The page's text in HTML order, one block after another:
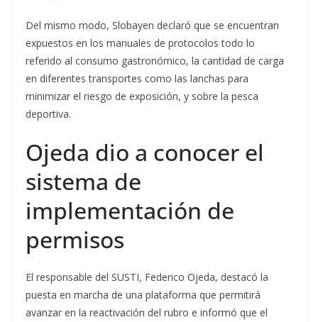
Del mismo modo, Slobayen declaró que se encuentran
expuestos en los manuales de protocolos todo lo
referido al consumo gastronómico, la cantidad de carga
en diferentes transportes como las lanchas para
minimizar el riesgo de exposición, y sobre la pesca
deportiva.
Ojeda dio a conocer el
sistema de
implementación de
permisos
El responsable del SUSTI, Federico Ojeda, destacó la
puesta en marcha de una plataforma que permitirá
avanzar en la reactivación del rubro e informó que el